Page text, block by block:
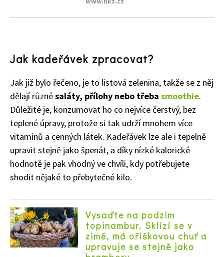
Jak kadeřávek zpracovat?
Jak již bylo řečeno, je to listová zelenina, takže se z něj
dělají různésaláty, přílohy nebo třeba smoothie.
Důležité je, konzumovat ho co nejvíce čerstvý, bez
teplené úpravy, protože si tak udrží mnohem více
vitamínů a cenných látek. Kadeřávek lze ale i tepelně
upravit stejně jako špenát, a díky nízké kalorické
hodnotě je pak vhodný ve chvíli, kdy potřebujete
shodit nějaké to přebytečné kilo.
Vysaďte na podzim
topinambur. Sklízí se v
zimě, má oříškovou chuť a
upravuje se stejně jako